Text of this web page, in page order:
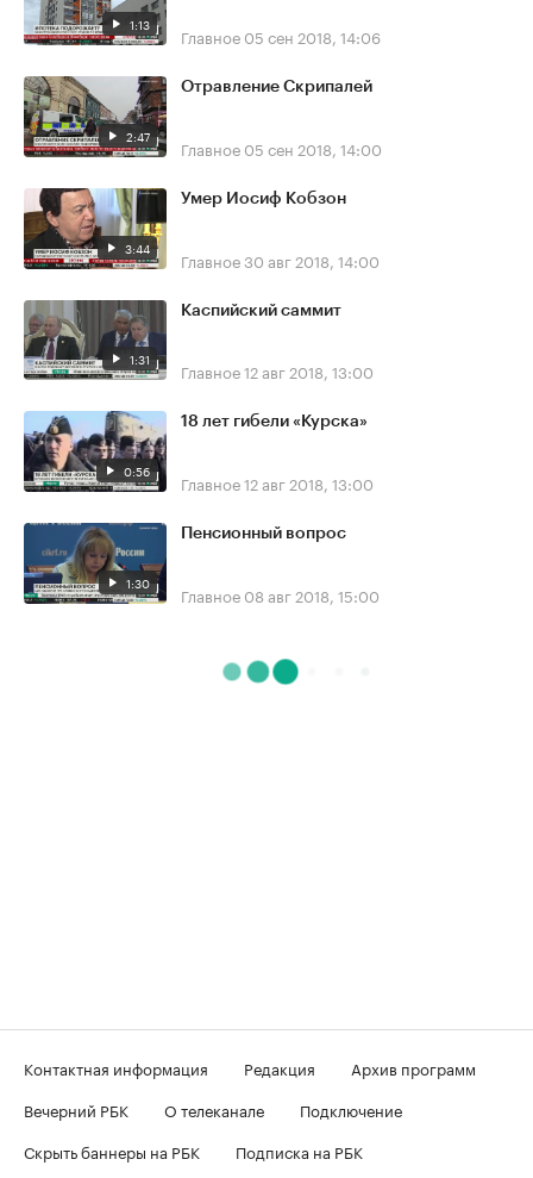
1:13 Главное 05 сен 2018, 14:06
2:47
Отравление Скрипалей
Главное 05 сен 2018, 14:00
3:44
Умер Иосиф Кобзон
Главное30 авг 2018, 14:00
1:31
Каспийский саммит
Главное12 авг 2018, 13:00
0:56
18 лет гибели «Курска»
Главное12 авг 2018, 13:00
1:30
Пенсионный вопрос
Главное 08 авг 2018, 15:00
Контактная информация Редакция
Архив программ
Вечерний РБК
О телеканале
Подключение
Скрыть баннеры на РБК
Подписка на РБК